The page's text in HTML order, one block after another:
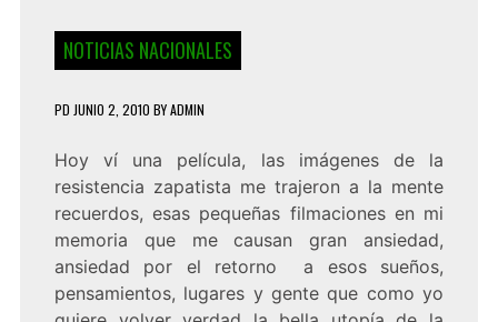
NOTICIAS NACIONALES
PD JUNIO 2, 2010 BYADMIN
Hoy ví una película, las imágenes de la
resistencia zapatista me trajeron a la mente
recuerdos, esas pequeñas filmaciones en mi
memoria que me causan gran ansiedad,
ansiedad por el retorno a esos sueños,
pensamientos, lugares y gente que como yo